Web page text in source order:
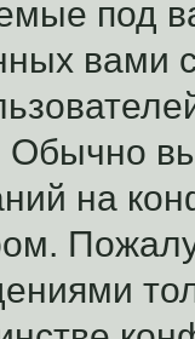
под
Обычно
на